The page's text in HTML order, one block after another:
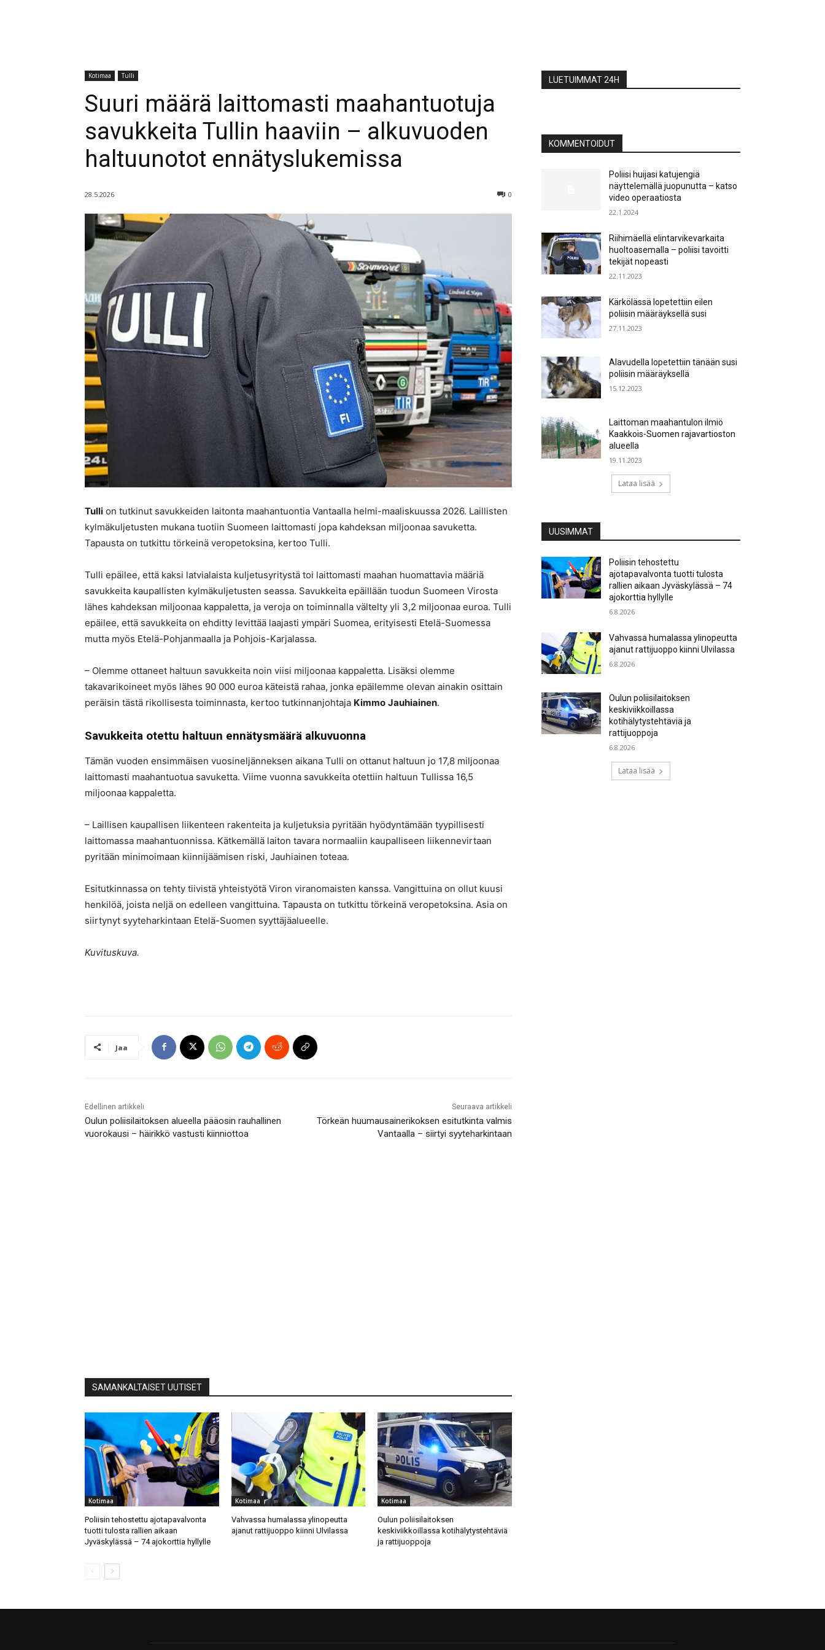
Kotimaa Tulli
Suuri määrä laittomasti maahantuotuja
savukkeita Tullin haaviin – alkuvuoden
haltuunotot ennätyslukemissa
28.5.2026 0
Tulli on tutkinut savukkeiden laitonta maahantuontia Vantaalla helmi-maaliskuussa 2026. Laillisten
kylmäkuljetusten mukana tuotiin Suomeen laittomasti jopa kahdeksan miljoonaa savuketta.
Tapausta on tutkittu törkeinä veropetoksina, kertoo Tulli.
Tulli epäilee, että kaksi latvialaista kuljetusyritystä toi laittomasti maahan huomattavia määriä
savukkeita kaupallisten kylmäkuljetusten seassa. Savukkeita epäillään tuodun Suomeen Virosta
lähes kahdeksan miljoonaa kappaletta, ja veroja on toiminnalla vältelty yli 3,2 miljoonaa euroa. Tulli
epäilee, että savukkeita on ehditty levittää laajasti ympäri Suomea, erityisesti Etelä-Suomessa
mutta myös Etelä-Pohjanmaalla ja Pohjois-Karjalassa.
– Olemme ottaneet haltuun savukkeita noin viisi miljoonaa kappaletta. Lisäksi olemme
takavarikoineet myös lähes 90 000 euroa käteistä rahaa, jonka epäilemme olevan ainakin osittain
peräisin tästä rikollisesta toiminnasta, kertoo tutkinnanjohtaja Kimmo Jauhiainen.
Savukkeita otettu haltuun ennätysmäärä alkuvuonna
Tämän vuoden ensimmäisen vuosineljänneksen aikana Tulli on ottanut haltuun jo 17,8 miljoonaa
laittomasti maahantuotua savuketta. Viime vuonna savukkeita otettiin haltuun Tullissa 16,5
miljoonaa kappaletta.
– Laillisen kaupallisen liikenteen rakenteita ja kuljetuksia pyritään hyödyntämään tyypillisesti
laittomassa maahantuonnissa. Kätkemällä laiton tavara normaaliin kaupalliseen liikennevirtaan
pyritään minimoimaan kiinnijäämisen riski, Jauhiainen toteaa.
Esitutkinnassa on tehty tiivistä yhteistyötä Viron viranomaisten kanssa. Vangittuina on ollut kuusi
henkilöä, joista neljä on edelleen vangittuina. Tapausta on tutkittu törkeinä veropetoksina. Asia on
siirtynyt syyteharkintaan Etelä-Suomen syyttäjäalueelle.
Kuvituskuva.
Jaa
Edellinen artikkeli
Oulun poliisilaitoksen alueella pääosin rauhallinen
vuorokausi – häirikkö vastusti kiinniottoa
Seuraava artikkeli
Törkeän huumausainerikoksen esitutkinta valmis
Vantaalla – siirtyi syyteharkintaan
SAMANKALTAISET UUTISET
Kotimaa
Poliisin tehostettu ajotapavalvonta
tuotti tulosta rallien aikaan
Jyväskylässä – 74 ajokorttia hyllylle
Kotimaa
Vahvassa humalassa ylinopeutta
ajanut rattijuoppo kiinni Ulvilassa
Kotimaa
Oulun poliisilaitoksen
keskiviikkoillassa kotihälytystehtäviä
ja rattijuoppoja
LUETUIMMAT 24H
KOMMENTOIDUT
Poliisi huijasi katujengiä
näyttelemällä juopunutta – katso
video operaatiosta
22.1.2024
Riihimäellä elintarvikevarkaita
huoltoasemalla – poliisi tavoitti
tekijät nopeasti
22.11.2023
Kärkölässä lopetettiin eilen
poliisin määräyksellä susi
27.11.2023
Alavudella lopetettiin tänään susi
poliisin määräyksellä
15.12.2023
Laittoman maahantulon ilmiö
Kaakkois-Suomen rajavartioston
alueella
19.11.2023
Lataa lisää
UUSIMMAT
Poliisin tehostettu
ajotapavalvonta tuotti tulosta
rallien aikaan Jyväskylässä – 74
ajokorttia hyllylle
6.8.2026
Vahvassa humalassa ylinopeutta
ajanut rattijuoppo kiinni Ulvilassa
6.8.2026
Oulun poliisilaitoksen
keskiviikkoillassa
kotihälytystehtäviä ja
rattijuoppoja
6.8.2026
Lataa lisää